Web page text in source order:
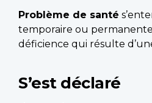
Problème de santé
temporaire ou
déficience qui résulte
S’est déclaré